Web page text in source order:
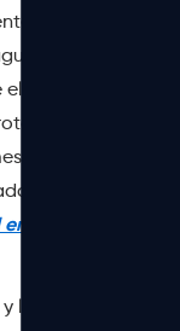
seco
con grandes
área con
de PAM
sobre
entornos
las unidades de